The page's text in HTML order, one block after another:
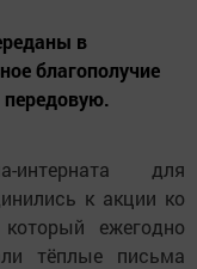
в
благополучие
передовую.
интерната для
к акции ко
ежегодно
тёплые письма